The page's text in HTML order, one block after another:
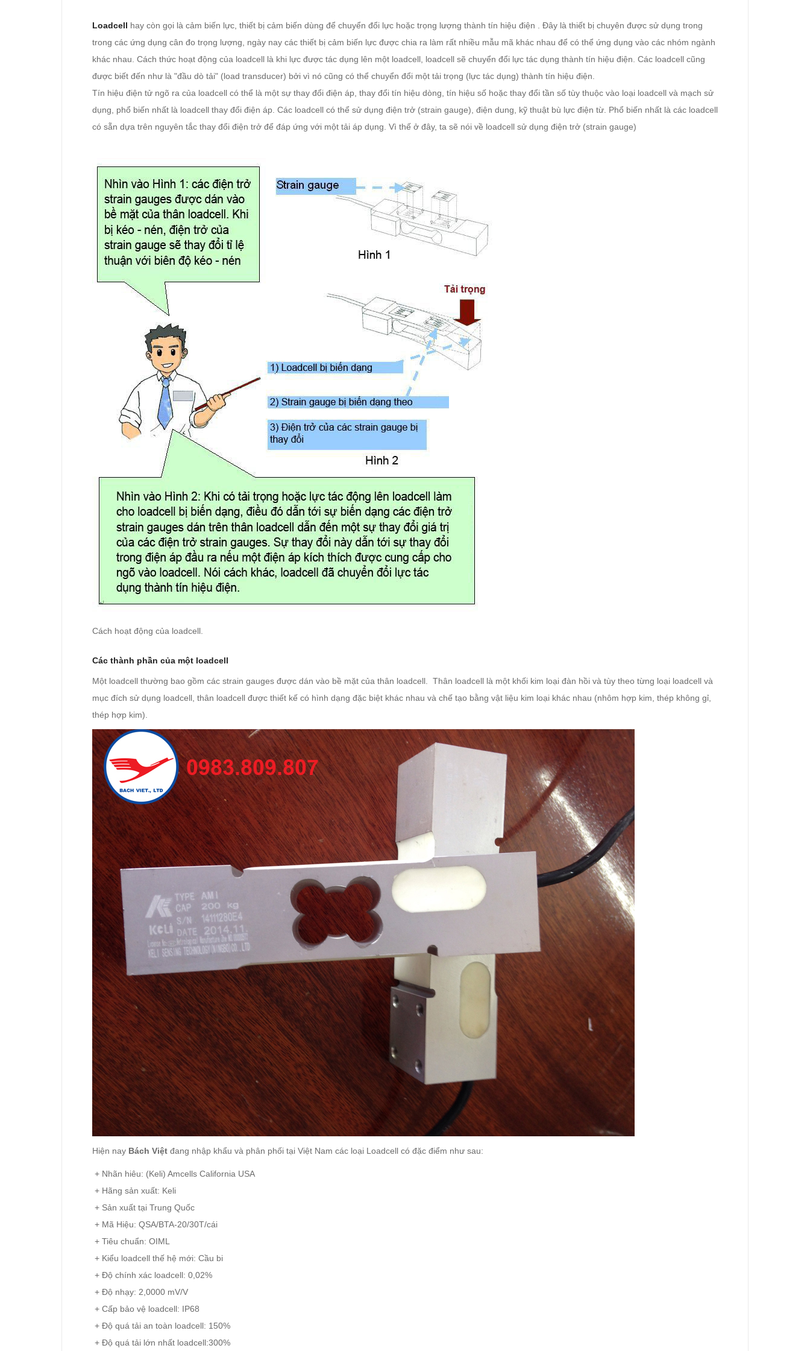
Loadcell hay còn gọi là cảm biến lực, thiết bị cảm biến dùng để chuyển đổi lực hoặc trọng lượng thành tín hiệu điện . Đây là thiết bị chuyên được sử dụng trong
trong các ứng dụng cân đo trọng lượng, ngày nay các thiết bị cảm biến lực được chia ra làm rất nhiều mẫu mã khác nhau để có thể ứng dụng vào các nhóm ngành
khác nhau. Cách thức hoạt động của loadcell là khi lực được tác dụng lên một loadcell, loadcell sẽ chuyển đổi lực tác dụng thành tín hiệu điện. Các loadcell cũng
được biết đến như là "đầu dò tải" (load transducer) bởi vì nó cũng có thể chuyển đổi một tải trọng (lực tác dụng) thành tín hiệu điện.
Tín hiệu điện tử ngõ ra của loadcell có thể là một sự thay đổi điện áp, thay đổi tín hiệu dòng, tín hiệu số hoặc thay đổi tần số tùy thuộc vào loại loadcell và mạch sử
dụng, phổ biến nhất là loadcell thay đổi điện áp. Các loadcell có thể sử dụng điện trở (strain gauge), điện dung, kỹ thuật bù lực điện từ. Phổ biến nhất là các loadcell
có sẵn dựa trên nguyên tắc thay đổi điện trở để đáp ứng với một tải áp dụng. Vì thế ở đây, ta sẽ nói về loadcell sử dụng điện trở (strain gauge)
Cách hoạt động của loadcell.
Các thành phần của một loadcell
Một loadcell thường bao gồm các strain gauges được dán vào bề mặt của thân loadcell. Thân loadcell là một khối kim loại đàn hồi và tùy theo từng loại loadcell và
mục đích sử dụng loadcell, thân loadcell được thiết kế có hình dạng đặc biệt khác nhau và chế tạo bằng vật liệu kim loại khác nhau (nhôm hợp kim, thép không gỉ,
thép hợp kim).
Hiện nay Bách Việt đang nhập khẩu và phân phối tại Việt Nam các loại Loadcell có đặc điểm như sau:
+ Nhãn hiêu: (Keli) Amcells California USA
+ Hãng sản xuất: Keli
+ Sản xuất tại Trung Quốc
+ Mã Hiệu: QSA/BTA-20/30T/cái
+ Tiêu chuẩn: OIML
+ Kiểu loadcell thế hệ mới: Cầu bi
+ Độ chính xác loadcell: 0,02%
+ Độ nhạy: 2,0000 mV/V
+ Cấp bảo vệ loadcell: IP68
+ Độ quá tải an toàn loadcell: 150%
+ Độ quá tải lớn nhất loadcell:300%